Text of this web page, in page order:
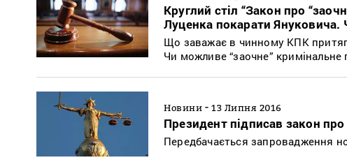
Круглий стіл “Закон про
Луценка покарати Януковича.
Що заважає в чинному КПК
Чи можливе “заочне”
Новини - 13 Липня 2016
Президент підписав закон про
Передбачається запровадження